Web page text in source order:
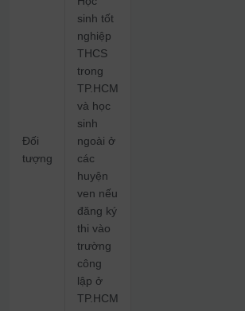
Đối
tượng
sinh tốt
nghiệp
THCS
trong
TP.HCM
và học
sinh
ngoài ở
các
huyện
ven nếu
đăng ký
thi vào
trường
công
lập ở
TP.HCM